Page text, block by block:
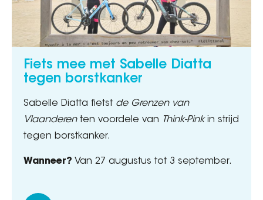
Fiets mee met Sabelle Diatta
tegen borstkanker
Sabelle Diatta fietst de Grenzen van
Vlaanderenten voordele van Think-Pinkin strijd
tegen borstkanker.
Wanneer? Van 27 augustus tot 3 september.